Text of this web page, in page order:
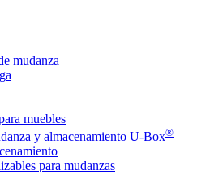
mudanza
muebles
y almacenamiento U-Box®
para mudanzas